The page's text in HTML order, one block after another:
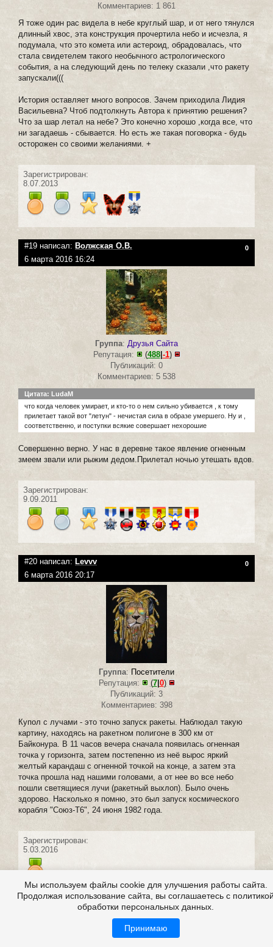
Комментариев: 1 861
Я тоже один рас видела в небе круглый шар, и от него тянулся
длинный хвос, эта конструкция прочертила небо и исчезла, я
подумала, что это комета или астероид, обрадовалась, что
стала свидетелем такого необычного астрологического
события, а на следующий день по телеку сказали ,что ракету
запускали(((
История оставляет много вопросов. Зачем приходила Лидия
Васильевна? Чтоб подтолкнуть Автора к принятию решения?
Что за шар летал на небе? Это конечно хорошо ,когда все, что
ни загадаешь - сбывается. Но есть же такая поговорка - будь
осторожен со своими желаниями. +
Зарегистрирован:
8.07.2013
#19 написал: Волжская О.В. 0
6 марта 2016 16:24
Группа: Друзья Сайта
Репутация:
(488| -1)
Публикаций: 0
Комментариев: 5 538
Цитата: LudaM
что когда человек умирает, и кто-то о нем сильно убивается , к тому
прилетает такой вот "летун" - нечистая сила в образе умершего. Ну и ,
соответственно, и поступки всякие совершает нехорошие
Совершенно верно. У нас в деревне такое явление огненным
змеем звали или рыжим дедом.Прилетал ночью утешать вдов.
Зарегистрирован:
9.09.2011
#20 написал: Levvv 0
6 марта 2016 20:17
Группа: Посетители
Репутация:
(7| 0)
Публикаций: 3
Комментариев: 398
Купол с лучами - это точно запуск ракеты. Наблюдал такую
картину, находясь на ракетном полигоне в 300 км от
Байконура. В 11 часов вечера сначала появилась огненная
точка у горизонта, затем постепенно из неё вырос яркий
желтый карандаш с огненной точкой на конце, а затем эта
точка прошла над нашими головами, а от нее во все небо
пошли светящиеся лучи (ракетный выхлоп). Было очень
здорово. Насколько я помню, это был запуск космического
корабля "Союз-Т6", 24 июня 1982 года.
Зарегистрирован:
5.03.2016
Мышаня
Мы используем файлы cookie для улучшения работы сайта.
Продолжая использование сайта, вы соглашаетесь с
обработки персональных данных.
Принимаю